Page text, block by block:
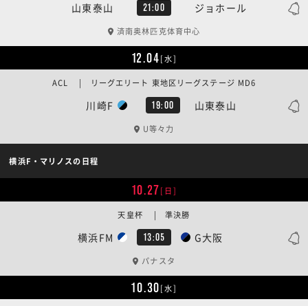
山東泰山 21:00 ジョホール
済南奥林匹克体育中心
12.04[水]
川崎F 19:00 山東泰山
ACL | リーグエリート 東地区リーグステージ MD6
U等々力
横浜F・マリノスの日程
10.27[日]
横浜FM 13:05 G大阪
天皇杯 | 準決勝
パナスタ
10.30[水]